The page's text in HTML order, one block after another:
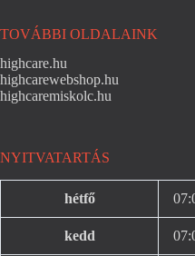
TOVÁBBI OLDALAINK
highcare.hu
highcarewebshop.hu
highcaremiskolc.hu
NYITVATARTÁS
hétfő
kedd